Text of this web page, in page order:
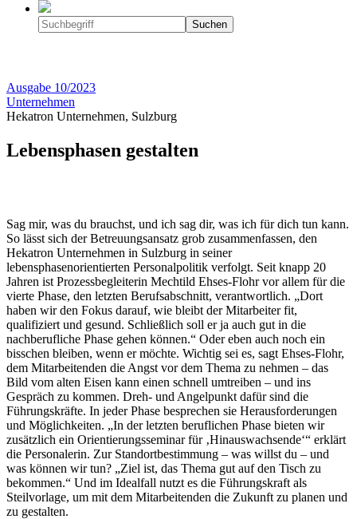
Ausgabe 10/2023
Unternehmen
Hekatron Unternehmen, Sulzburg
Lebensphasen gestalten
Sag mir, was du brauchst, und ich sag dir, was ich für dich tun kann.
So lässt sich der Betreuungsansatz grob zusammenfassen, den
Hekatron Unternehmen in Sulzburg in seiner
lebensphasenorientierten Personalpolitik verfolgt. Seit knapp 20
Jahren ist Prozessbegleiterin Mechtild Ehses-Flohr vor allem für die
vierte Phase, den letzten Berufsabschnitt, verantwortlich. „Dort
haben wir den Fokus darauf, wie bleibt der Mitarbeiter fit,
qualifiziert und gesund. Schließlich soll er ja auch gut in die
nachberufliche Phase gehen können.“ Oder eben auch noch ein
bisschen bleiben, wenn er möchte. Wichtig sei es, sagt Ehses-Flohr,
dem Mitarbeitenden die Angst vor dem Thema zu nehmen – das
Bild vom alten Eisen kann einen schnell umtreiben – und ins
Gespräch zu kommen. Dreh- und Angelpunkt dafür sind die
Führungskräfte. In jeder Phase besprechen sie Herausforderungen
und Möglichkeiten. „In der letzten beruflichen Phase bieten wir
zusätzlich ein Orientierungsseminar für ‚Hinauswachsende‘“ erklärt
die Personalerin. Zur Standortbestimmung – was willst du – und
was können wir tun? „Ziel ist, das Thema gut auf den Tisch zu
bekommen.“ Und im Idealfall nutzt es die Führungskraft als
Steilvorlage, um mit dem Mitarbeitenden die Zukunft zu planen und
zu gestalten.